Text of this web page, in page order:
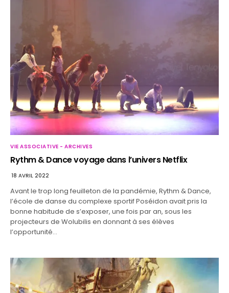
VIE ASSOCIATIVE - ARCHIVES
Rythm & Dance voyage dans l’univers Netflix
18 AVRIL 2022
Avant le trop long feuilleton de la pandémie, Rythm & Dance,
l’école de danse du complexe sportif Poséidon avait pris la
bonne habitude de s’exposer, une fois par an, sous les
projecteurs de Wolubilis en donnant à ses élèves
l’opportunité…